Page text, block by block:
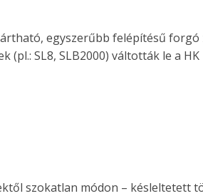
egyszerűbb felépítésű forgó
(pl.: SL8, SLB2000) váltották le a HK
szokatlan módon – késleltetett